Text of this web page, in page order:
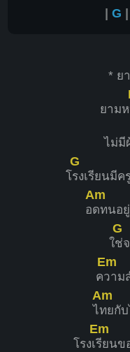
| G |
* ย
ยามห
ไม่มี
โ
G
รงเรียนมี
อ
Am
ดทนอ
ใ
G
ช่
ค
Em
วาม
ไ
Am
ทยกับ
โรงเ
Em
รียนข